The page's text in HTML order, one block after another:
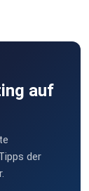
auf
der